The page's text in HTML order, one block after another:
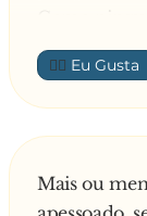
Curioso -
Delegado -
Desastrado
Descarado -
Como
da sorte,
um
helicóptero
penduraram
teria que se
👍🏼
Mais ou